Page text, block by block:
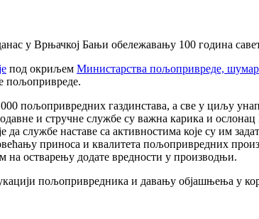
у Врњачкој Бањи обележавању 100 година
под окриљем Министарства пољопривреде,
пољопривреде.
пољопривредних газдинстава, а све у циљу
и стручне службе су важна карика и
наставе са активностима које су им
приноса и квалитета пољопривредних
на остварењу додате вредности у производњи.
пољопривредника и давању објашњења у